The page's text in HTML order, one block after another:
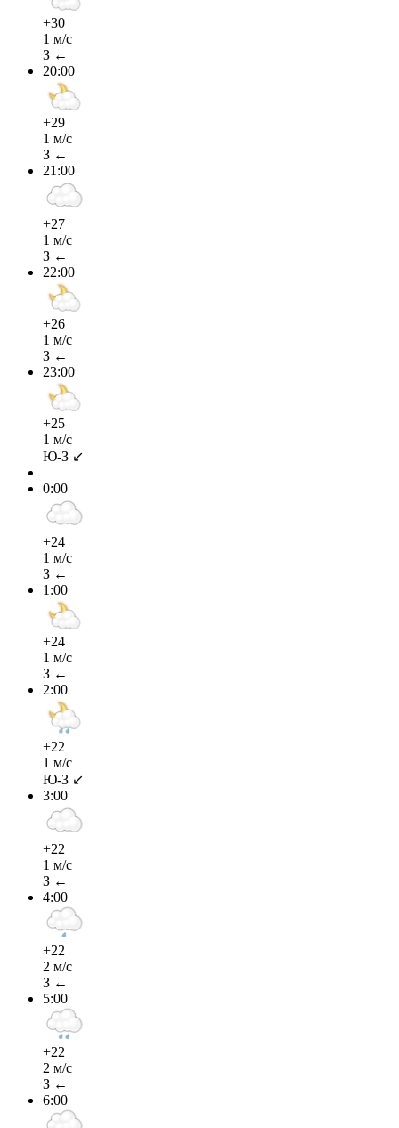
+30
1 м/с
З ←
20:00
+29
1 м/с
З ←
21:00
+27
1 м/с
З ←
22:00
+26
1 м/с
З ←
23:00
+25
1 м/с
Ю-З ↙
0:00
+24
1 м/с
З ←
1:00
+24
1 м/с
З ←
2:00
+22
1 м/с
Ю-З ↙
3:00
+22
1 м/с
З ←
4:00
+22
2 м/с
З ←
5:00
+22
2 м/с
З ←
6:00